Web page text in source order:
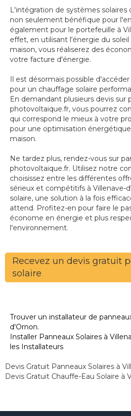
L'intégration de systèmes solaires
non seulement bénéfique pour
également pour le portefeuille à
effet, en utilisant l'énergie du
maison, vous réaliserez des
votre facture d'énergie.
Il est désormais possible
pour un chauffage solaire
En demandant plusieurs devis sur
photovoltaique.fr, vous pourrez
qui correspond le mieux à votre
pour une optimisation
maison.
Ne tardez plus, rendez-vous sur
photovoltaique.fr. Utilisez notre
choisissez entre les différentes
sérieux et compétitifs à Villenave-
solaire, une solution à la fois
attend. Profitez-en pour faire le
économe en énergie et plus
l'environnement.
Recevez un devis gratuit
solaire
Trouver un installateur de
d'Ornon.
Installer Panneaux Solaires à
les Installateurs
Devis Gratuit Panneaux Solaires à
Devis Gratuit Chauffe-Eau Solaire à